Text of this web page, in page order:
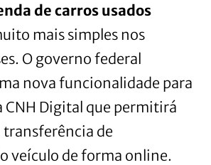
de carros usados
mais simples nos
O governo federal
nova funcionalidade para
CNH Digital que permitirá
transferência de
veículo de forma online.